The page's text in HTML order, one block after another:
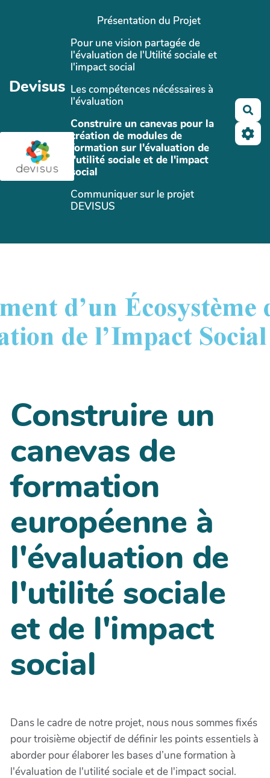
Aller au contenu principal
Devisus
Présentation du Projet
Pour une vision partagée de
l'évaluation de l'Utilité sociale et
l'impact social
Les compétences nécéssaires à
l'évaluation
Construire un canevas pour la
création de modules de
formation sur l'évaluation de
l'utilité sociale et de l'impact
social
Communiquer sur le projet
DEVISUS
Construire un
canevas de
formation
européenne à
l'évaluation de
l'utilité sociale
et de l'impact
social
Dans le cadre de notre projet, nous nous sommes fixés
pour troisième objectif de définir les points essentiels à
aborder pour élaborer les bases d’une formation à
l'évaluation de l'utilité sociale et de l'impact social.